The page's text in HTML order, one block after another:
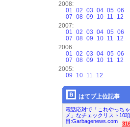
2008:
01 02 03 04 05 06
07 08 09 10 11
12
2007:
01 02 03 04 05 06
07 08 09 10 11
12
2006:
01 02 03 04 05 06
07 08 09 10 11
12
2005:
09
10 11 12
はてブ上位記事
電話応対で「これやっち
メ」なチェックリスト10項
目:Garbagenews.com